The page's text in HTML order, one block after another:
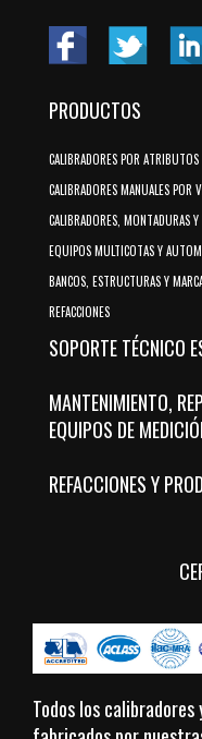
PRODUCTOS
CALIBRADORES POR
CALIBRADORES MANUALES POR
CALIBRADORES, MONTADURAS
EQUIPOS MULTICOTAS Y
BANCOS, ESTRUCTURAS Y
REFACCIONES
SOPORTE TÉCNICO
MANTENIMIENTO,
EQUIPOS DE
REFACCIONES Y
Todos los